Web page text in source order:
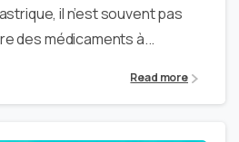
il n’est souvent pas
des médicaments à...
Read more